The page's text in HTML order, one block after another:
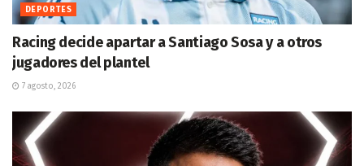
DEPORTES
Racing decide apartar a Santiago Sosa y a otros
jugadores del plantel
7 agosto, 2026